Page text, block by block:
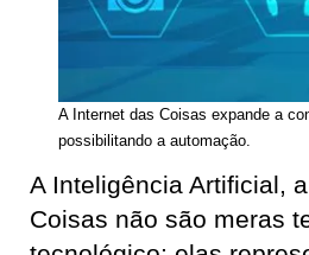
A Internet das Coisas expande a
possibilitando a automação.
A Inteligência Artificial,
Coisas não são meras